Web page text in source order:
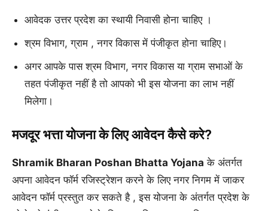
आवेदक उत्तर प्रदेश का स्थायी निवासी होना चाहिए ।
श्रम विभाग, ग्राम , नगर विकास में पंजीकृत होना चाहिए।
अगर आपके पास श्रम विभाग, नगर विकास या ग्राम सभाओं के
तहत पंजीकृत नहीं है तो आपको भी इस योजना का लाभ नहीं
मिलेगा।
मजदूर भत्ता योजना के लिए आवेदन कैसे करे?
Shramik Bharan Poshan Bhatta Yojana के अंतर्गत
अपना आवेदन फॉर्म रजिस्ट्रेशन करने के लिए नगर निगम में जाकर
आवेदन फॉर्म प्रस्तुत कर सकते है , इस योजना के अंतर्गत प्रदेश के